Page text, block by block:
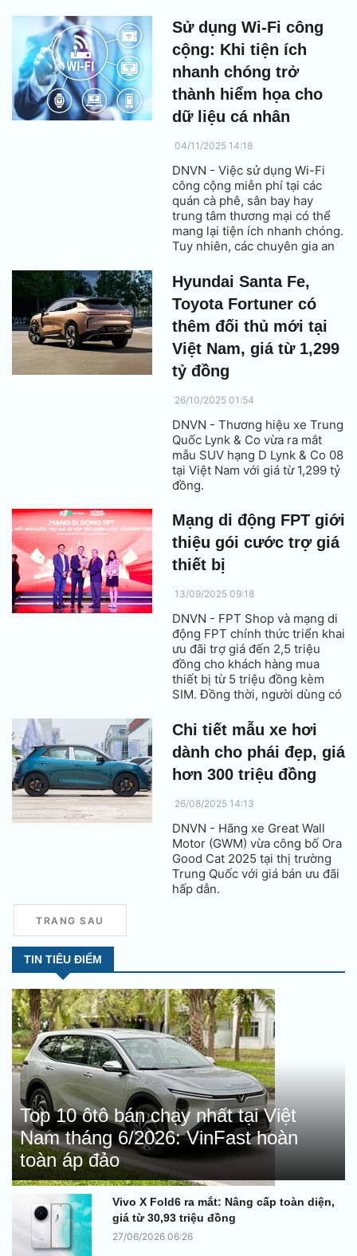
mạo để chiếm đoạt thông tin
tài khoản.
Sử dụng Wi-Fi công
cộng: Khi tiện ích
nhanh chóng trở
thành hiểm họa cho
dữ liệu cá nhân
04/11/2025 14:18
DNVN - Việc sử dụng Wi-Fi
công cộng miễn phí tại các
quán cà phê, sân bay hay
trung tâm thương mại có thể
mang lại tiện ích nhanh chóng.
Tuy nhiên, các chuyên gia an
người dùng đang đặt dữ liệu cá
nhân và tài khoản online trước
nguy cơ bị đánh cắp, mã độc
xâm nhập hoặc bị thao túng từ
xa khi truy cập mạng không
bảo mật.
Hyundai Santa Fe,
Toyota Fortuner có
thêm đối thủ mới tại
Việt Nam, giá từ 1,299
tỷ đồng
26/10/2025 01:54
DNVN - Thương hiệu xe Trung
Quốc Lynk & Co vừa ra mắt
mẫu SUV hạng D Lynk & Co 08
tại Việt Nam với giá từ 1,299 tỷ
đồng.
Mạng di động FPT giới
thiệu gói cước trợ giá
thiết bị
13/09/2025 09:18
DNVN - FPT Shop và mạng di
động FPT chính thức triển khai
ưu đãi trợ giá đến 2,5 triệu
đồng cho khách hàng mua
thiết bị từ 5 triệu đồng kèm
SIM. Đồng thời, người dùng có
tiết kiệm chi phí và trải nghiệm
kết nối di động liền mạch hơn.
Chi tiết mẫu xe hơi
dành cho phái đẹp, giá
hơn 300 triệu đồng
26/08/2025 14:13
DNVN - Hãng xe Great Wall
Motor (GWM) vừa công bố Ora
Good Cat 2025 tại thị trường
Trung Quốc với giá bán ưu đãi
hấp dẫn.
TRANG SAU
TIN TIÊU ĐIỂM
Top 10 ôtô bán chạy nhất tại Việt
Nam tháng 6/2026: VinFast hoàn
toàn áp đảo
Vivo X Fold6 ra mắt: Nâng cấp toàn diện,
giá từ 30,93 triệu đồng
27/06/2026 06:26